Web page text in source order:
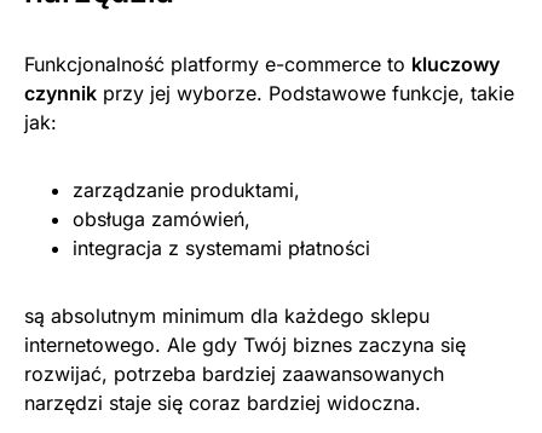
Funkcjonalność platformy e-commerce to kluczowy
czynnik przy jej wyborze. Podstawowe funkcje, takie
jak:
zarządzanie produktami,
obsługa zamówień,
integracja z systemami płatności
są absolutnym minimum dla każdego sklepu
internetowego. Ale gdy Twój biznes zaczyna się
rozwijać, potrzeba bardziej zaawansowanych
narzędzi staje się coraz bardziej widoczna.